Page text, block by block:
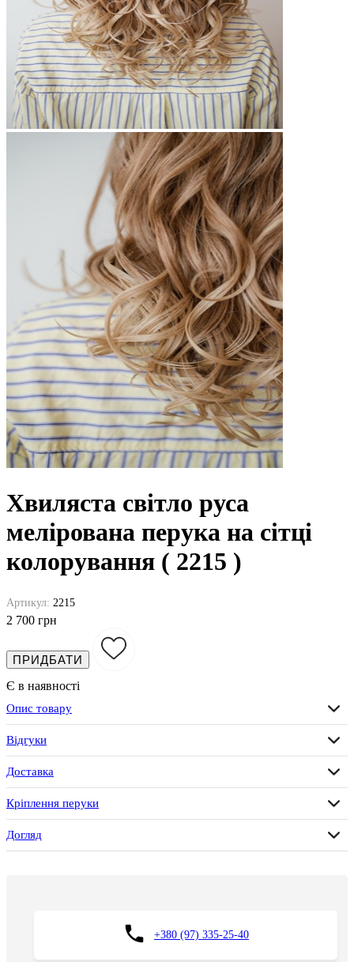
Хвиляста світло руса
мелірована перука на сітці
колорування ( 2215 )
Артикул: 2215
2 700 грн
ПРИДБАТИ
Є в наявності
Опис товару
Відгуки
Доставка
Кріплення перуки
Догляд
+380 (97) 335-25-40